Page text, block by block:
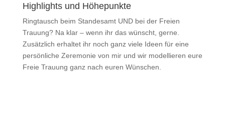
Highlights und Höhepunkte
Ringtausch beim Standesamt UND bei der Freien
Trauung? Na klar – wenn ihr das wünscht, gerne.
Zusätzlich erhaltet ihr noch ganz viele Ideen für eine
persönliche Zeremonie von mir und wir modellieren eure
Freie Trauung ganz nach euren Wünschen.